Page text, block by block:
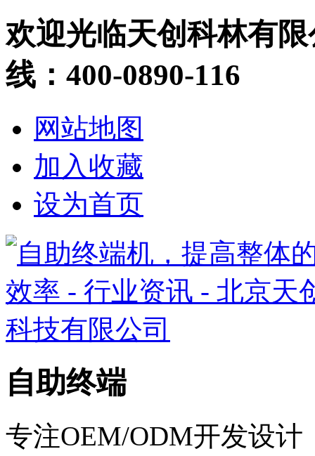
欢迎光临天创科林有
线：400-0890-116
网站地图
加入收藏
设为首页
自助终端
专注OEM/ODM开发设计